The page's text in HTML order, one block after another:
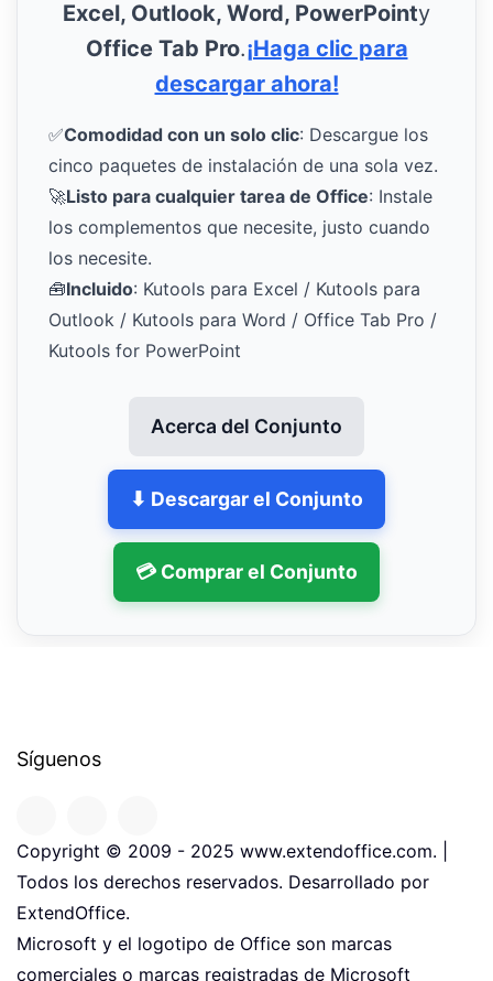
Excel, Outlook, Word, PowerPointy
Office Tab Pro.¡Haga clic para
descargar ahora!
✅Comodidad con un solo clic: Descargue los
cinco paquetes de instalación de una sola vez.
🚀Listo para cualquier tarea de Office: Instale
los complementos que necesite, justo cuando
los necesite.
🧰Incluido: Kutools para Excel / Kutools para
Outlook / Kutools para Word / Office Tab Pro /
Kutools for PowerPoint
Acerca del Conjunto
⬇ Descargar el Conjunto
💳 Comprar el Conjunto
Síguenos
Copyright © 2009 - 2025 www.extendoffice.com. |
Todos los derechos reservados. Desarrollado por
ExtendOffice.
Microsoft y el logotipo de Office son marcas
comerciales o marcas registradas de Microsoft